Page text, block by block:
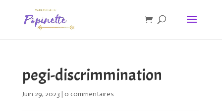
pegi-discrimmination
Juin 29, 2023 | 0 commentaires